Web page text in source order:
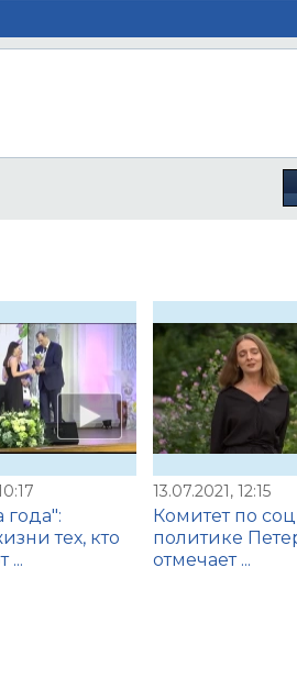
тех, кто
...
13.07.2021, 12:15
Комитет по
политике
отмечает ...